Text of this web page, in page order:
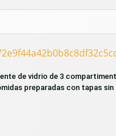
de vidrio de 3
preparadas con tapas sin